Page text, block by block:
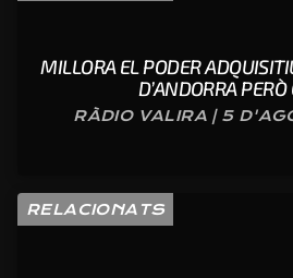
MILLORA EL PODER
D’ANDORRA PERÒ
RÀDIO VALIRA | 5
RELACIONATS